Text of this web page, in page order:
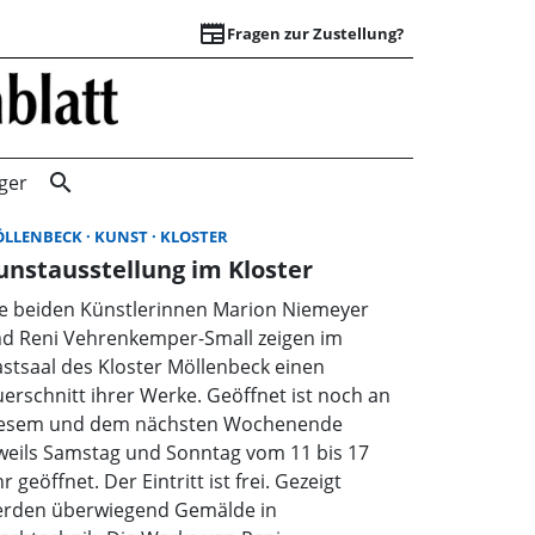
newspaperFragen zur Zustellung?
Schaumburger
search
KUNST KLOSTER
im Kloster
beiden Künstlerinnen Marion Niemeyer
Reni Vehrenkemper-Small zeigen im
des Kloster Möllenbeck einen
ihrer Werke. Geöffnet ist noch an
und dem nächsten Wochenende
Samstag und Sonntag vom 11 bis 17
geöffnet. Der Eintritt ist frei. Gezeigt
überwiegend Gemälde in